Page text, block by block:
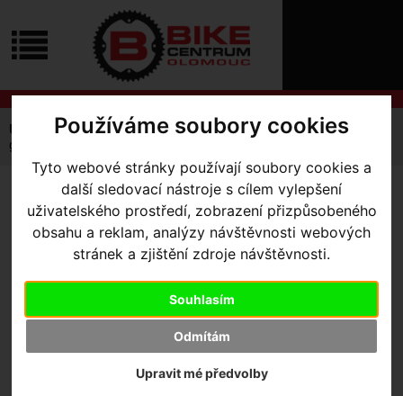
Používáme soubory cookies
Tyto webové stránky používají soubory cookies a
další sledovací nástroje s cílem vylepšení
uživatelského prostředí, zobrazení přizpůsobeného
obsahu a reklam, analýzy návštěvnosti webových
stránek a zjištění zdroje návštěvnosti.
Souhlasím
Odmítám
Upravit mé předvolby
O
REGISTRACE
ZTRATILI
Úvodní strana Komponenty
Gripy
gripy Lizard Skins Charger EVO Single Compound BLK
GRIPY LIZARD SKINS
CHARGER EVO SINGLE
COMPOUND BLK
Lizard Skins
Kód výrobce:
Ne